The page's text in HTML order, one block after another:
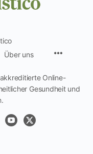
Über uns
Online-
Gesundheit und